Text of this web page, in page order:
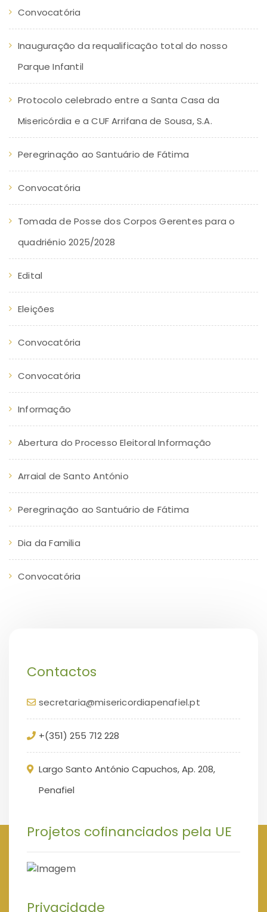
Convocatória
Inauguração da requalificação total do nosso
Parque Infantil
Protocolo celebrado entre a Santa Casa da
Misericórdia e a CUF Arrifana de Sousa, S.A.
Peregrinação ao Santuário de Fátima
Convocatória
Tomada de Posse dos Corpos Gerentes para o
quadriénio 2025/2028
Edital
Eleições
Convocatória
Convocatória
Informação
Abertura do Processo Eleitoral Informação
Arraial de Santo António
Peregrinação ao Santuário de Fátima
Dia da Familia
Convocatória
Contactos
secretaria@misericordiapenafiel.pt
+(351) 255 712 228
Largo Santo António Capuchos, Ap. 208,
Penafiel
Projetos cofinanciados pela UE
Privacidade